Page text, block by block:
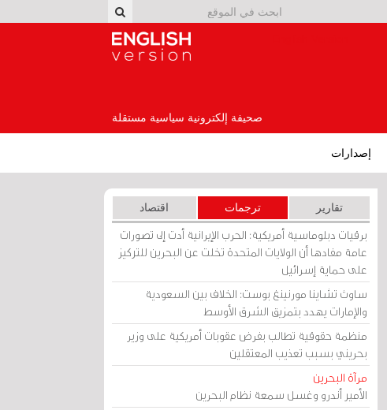
صحيفة إلكترونية سياسية مستقلة
إصدارات
تقارير ترجمات اقتصاد
برقيات دبلوماسية أمريكية: الحرب الإيرانية أدت إلى تصورات
عامة مفادها أن الولايات المتحدة تخلت عن البحرين للتركيز
على حماية إسرائيل
ساوث تشاينا مورنينغ بوست: الخلاف بين السعودية
والإمارات يهدد بتمزيق الشرق الأوسط
منظمة حقوقية تطالب بفرض عقوبات أمريكية على وزير
بحريني بسبب تعذيب المعتقلين
مرآة البحرين
الأمير أندرو وغسل سمعة نظام البحرين